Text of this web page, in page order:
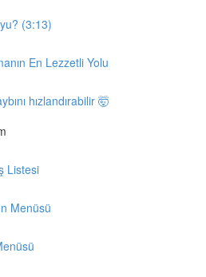
(3:13)
En Lezzetli Yolu
hızlandırabilir 🤯
Listesi
Menüsü